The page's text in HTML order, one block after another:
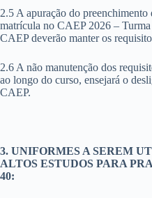
2.5 A apuração do preenchimento
matrícula no CAEP 2026 –
CAEP deverão manter os
2.6 A não manutenção dos
ao longo do curso, ensejará o
CAEP.
3. UNIFORMES A SEREM
ALTOS ESTUDOS PARA
40: